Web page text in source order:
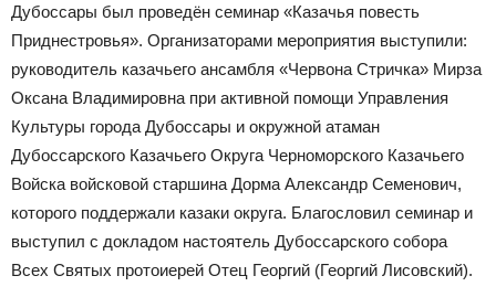
Дубоссары был проведён семинар «Казачья повесть
Приднестровья». Организаторами мероприятия выступили:
руководитель казачьего ансамбля «Червона Стричка» Мирза
Оксана Владимировна при активной помощи Управления
Культуры города Дубоссары и окружной атаман
Дубоссарского Казачьего Округа Черноморского Казачьего
Войска войсковой старшина Дорма Александр Семенович,
которого поддержали казаки округа. Благословил семинар и
выступил с докладом настоятель Дубоссарского собора
Всех Святых протоиерей Отец Георгий (Георгий Лисовский).